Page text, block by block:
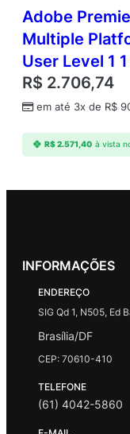
Adobe
Multiple
User Level 1 1
R$ 2.706,74
em até 3x de R$
R$2.571,40 à vista
INFORMAÇÕES
ENDEREÇO
SIG Qd 1, N505, Ed
Brasília/DF
CEP: 70610-410
TELEFONE
(61) 4042-5860